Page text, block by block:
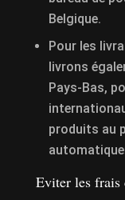
Belgique.
Pour les
livrons
Pays-Bas,
produits au
Eviter les frais